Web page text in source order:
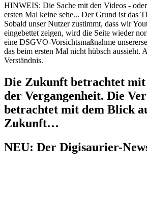
HINWEIS: Die Sache mit den Videos -
ersten Mal keine sehe... Der Grund ist das
Sobald unser Nutzer zustimmt, dass wir
eingebettet zeigen, wird die Seite wieder
eine DSGVO-Vorsichtsmaßnahme
das beim ersten Mal nicht hübsch aussieht.
Verständnis.
Die Zukunft betrachtet mit
der Vergangenheit. Die
betrachtet mit dem Blick
Zukunft…
NEU: Der Digisaurier-